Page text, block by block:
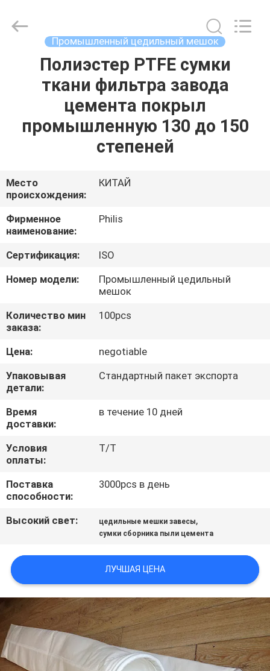
ПРОДУКТЫ
ПУТЕШЕСТВИЕ
ФАБРИКИ
ПРОВЕРКА
КАЧЕСТВА
СВЯЖИТЕСЬ
СПРОСИТЕ
ЦИТАТУ
КАРТА
САЙТА
PRIVACY
POLICY
Technology
Промышленный цедильный мешок
Полиэстер PTFE сумки
ткани фильтра завода
цемента покрыл
промышленную 130 до 150
степеней
Место
происхождения:
КИТАЙ
Фирменное
наименование:
Philis
Сертификация:
ISO
Номер модели:
Промышленный цедильный
мешок
Количество мин
заказа:
100pcs
Цена:
negotiable
Упаковывая
детали:
Стандартный пакет экспорта
Время
доставки:
в течение 10 дней
Условия
оплаты:
T/T
Поставка
способности:
3000pcs в день
Высокий свет: цедильные мешки завесы,
сумки сборника пыли цемента
ЛУЧШАЯ ЦЕНА